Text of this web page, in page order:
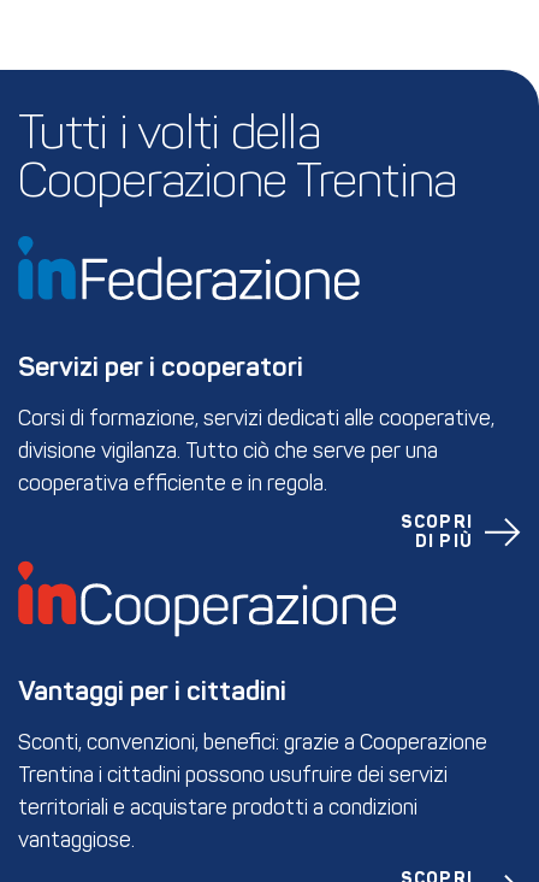
Tutti i volti della
Cooperazione Trentina
Servizi per i cooperatori
Corsi di formazione, servizi dedicati alle cooperative,
divisione vigilanza. Tutto ciò che serve per una
cooperativa efficiente e in regola.
SCOPRI
DI PIÙ
Vantaggi per i cittadini
Sconti, convenzioni, benefici: grazie a Cooperazione
Trentina i cittadini possono usufruire dei servizi
territoriali e acquistare prodotti a condizioni
vantaggiose.